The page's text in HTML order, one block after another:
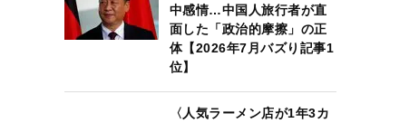
中感情…中国人旅行者が直
面した「政治的摩擦」の正
体【2026年7月バズり記事1
位】
〈人気ラーメン店が1年3カ